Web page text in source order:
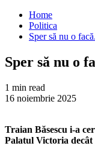
Home
Politica
Sper să nu o
Sper să nu o
1 min read
16 noiembrie 2025
Traian Băsescu i-a
Palatul Victoria